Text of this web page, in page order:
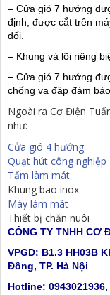
– Cửa gió 7 hướng
định, được cắt trên
đối.
– Khung và lõi riêng
– Cửa gió 7 hướng
chống va đập đảm
Ngoài ra Cơ Điện
như:
Cửa gió 4 hướng
Quạt hút công nghiệp
Tấm làm mát
Khung bao inox
Máy làm mát
Thiết bị chăn nuôi
CÔNG TY TNHH CƠ
VPGD: B1.3 HH03B
Đông, TP. Hà Nội
Hotline: 0943021936,